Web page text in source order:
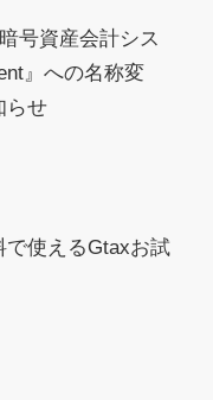
号資産会計シス
』への名称変
らせ
使えるGtaxお試